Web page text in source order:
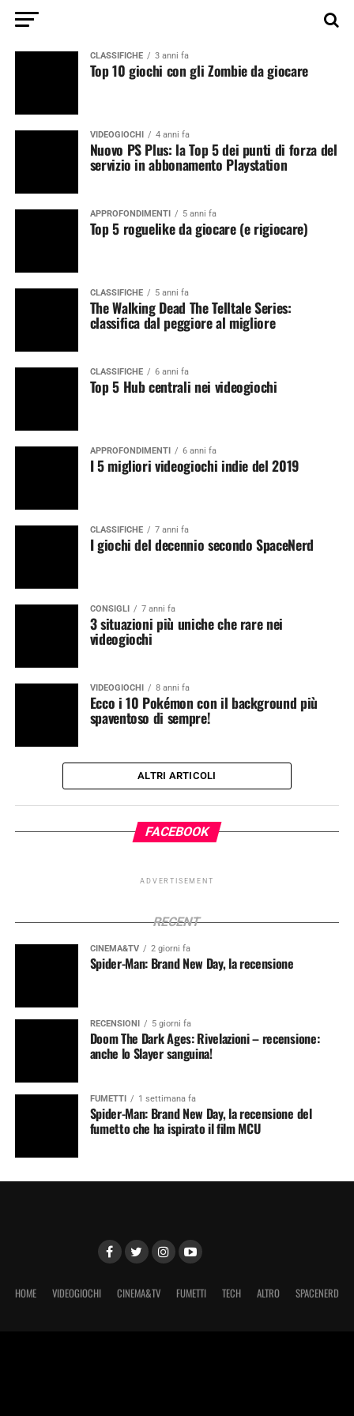
CLASSIFICHE 3 anni fa
Top 10 giochi con gli Zombie da giocare
VIDEOGIOCHI 4 anni fa
Nuovo PS Plus: la Top 5 dei punti di forza del
servizio in abbonamento Playstation
APPROFONDIMENTI 5 anni fa
Top 5 roguelike da giocare (e rigiocare)
CLASSIFICHE 5 anni fa
The Walking Dead The Telltale Series:
classifica dal peggiore al migliore
CLASSIFICHE 6 anni fa
Top 5 Hub centrali nei videogiochi
APPROFONDIMENTI 6 anni fa
I 5 migliori videogiochi indie del 2019
CLASSIFICHE 7 anni fa
I giochi del decennio secondo SpaceNerd
CONSIGLI 7 anni fa
3 situazioni più uniche che rare nei
videogiochi
VIDEOGIOCHI 8 anni fa
Ecco i 10 Pokémon con il background più
spaventoso di sempre!
ALTRI ARTICOLI
FACEBOOK
ADVERTISEMENT
RECENT
CINEMA&TV 2 giorni fa
Spider-Man: Brand New Day, la recensione
RECENSIONI 5 giorni fa
Doom The Dark Ages: Rivelazioni – recensione:
anche lo Slayer sanguina!
FUMETTI 1 settimana fa
Spider-Man: Brand New Day, la recensione del
fumetto che ha ispirato il film MCU
HOME VIDEOGIOCHI CINEMA&TV FUMETTI TECH ALTRO SPACENERD